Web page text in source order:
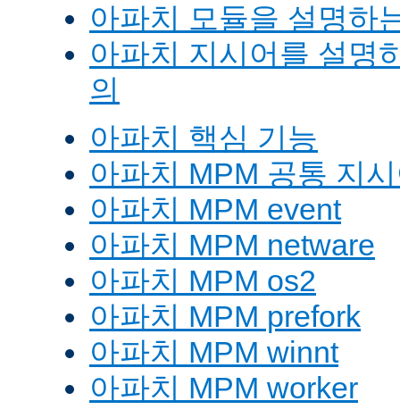
아파치 모듈을 설명하
아파치 지시어를 설명
의
아파치 핵심 기능
아파치 MPM 공통 지
아파치 MPM event
아파치 MPM netware
아파치 MPM os2
아파치 MPM prefork
아파치 MPM winnt
아파치 MPM worker